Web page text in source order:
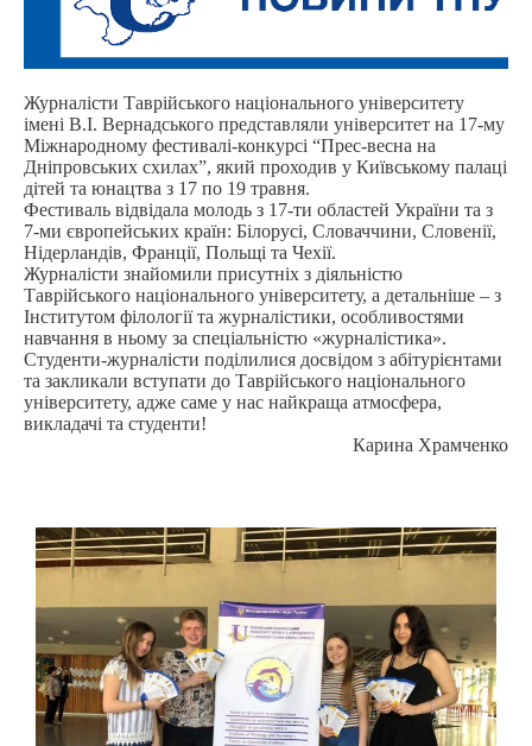
Журналісти Таврійського національного університету
імені В.І. Вернадського представляли університет на 17-му
Міжнародному фестивалі-конкурсі “Прес-весна на
Дніпровських схилах”, який проходив у Київському палаці
дітей та юнацтва з 17 по 19 травня.
Фестиваль відвідала молодь з 17-ти областей України та з
7-ми європейських країн: Білорусі, Словаччини, Словенії,
Нідерландів, Франції, Польщі та Чехії.
Журналісти знайомили присутніх з діяльністю
Таврійського національного університету, а детальніше – з
Інститутом філології та журналістики, особливостями
навчання в ньому за спеціальністю «журналістика».
Студенти-журналісти поділилися досвідом з абітурієнтами
та закликали вступати до Таврійського національного
університету, адже саме у нас найкраща атмосфера,
викладачі та студенти!
Карина Храмченко